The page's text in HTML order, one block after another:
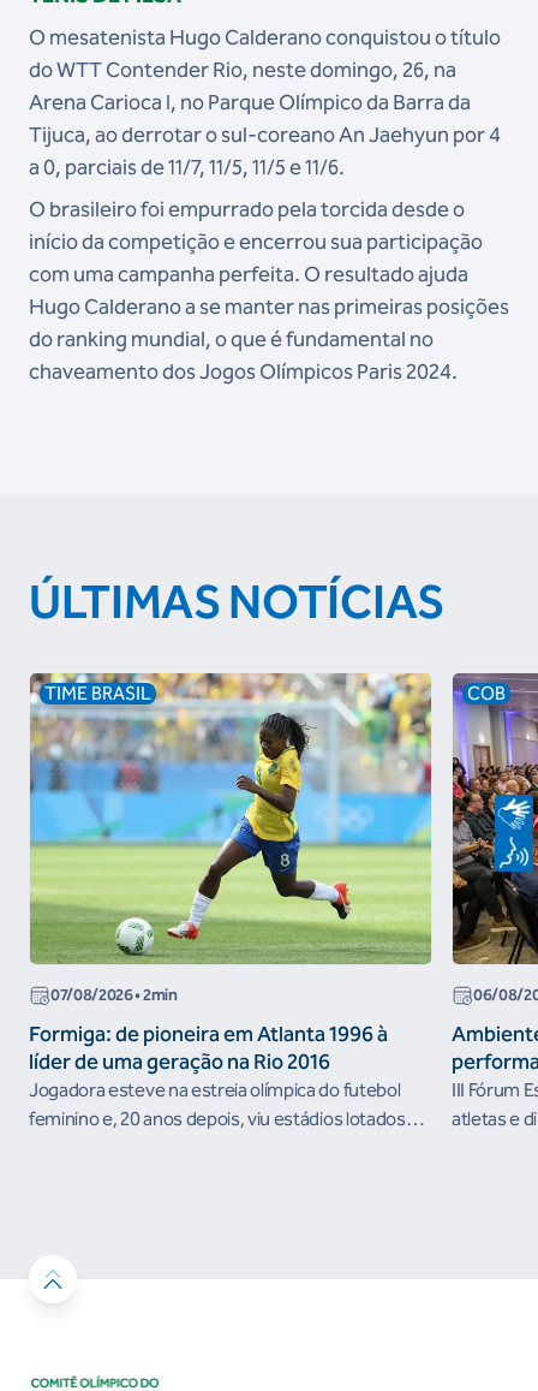
O mesatenista Hugo Calderano conquistou o título
do WTT Contender Rio, neste domingo, 26, na
Arena Carioca I, no Parque Olímpico da Barra da
Tijuca, ao derrotar o sul-coreano An Jaehyun por 4
a 0, parciais de 11/7, 11/5, 11/5 e 11/6.
O brasileiro foi empurrado pela torcida desde o
início da competição e encerrou sua participação
com uma campanha perfeita. O resultado ajuda
Hugo Calderano a se manter nas primeiras posições
do ranking mundial, o que é fundamental no
chaveamento dos Jogos Olímpicos Paris 2024.
ÚLTIMAS NOTÍCIAS
TIME BRASIL
07/08/2026• 2min
Formiga: de pioneira em Atlanta 1996 à
líder de uma geração na Rio 2016
Jogadora esteve na estreia olímpica do futebol
feminino e, 20 anos depois, viu estádios lotados
COB
06/08/
III Fórum
atletas e